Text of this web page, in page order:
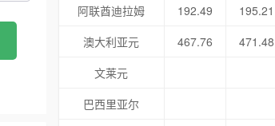
阿联酋迪拉姆
192.49 195.21
澳大利亚元
467.76 471.48
文莱元
巴西里亚尔